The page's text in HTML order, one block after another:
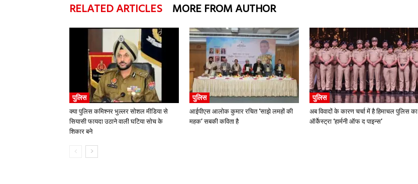
RELATED ARTICLES MORE FROM AUTHOR
पुलिस
क्या पुलिस कमिश्नर भुल्लर सोशल मीडिया से
सियासी फायदा उठाने वाली घटिया सोच के
शिकार बने
पुलिस
आईपीएस आलोक कुमार रचित ‘साझे लमहों की
महक’ सबकी कविता है
पुलिस
अब विवादों के कारण चर्चा में है हिमाचल पुलिस का
ऑर्केस्ट्रा ‘हार्मनी ऑफ द पाइन्स’